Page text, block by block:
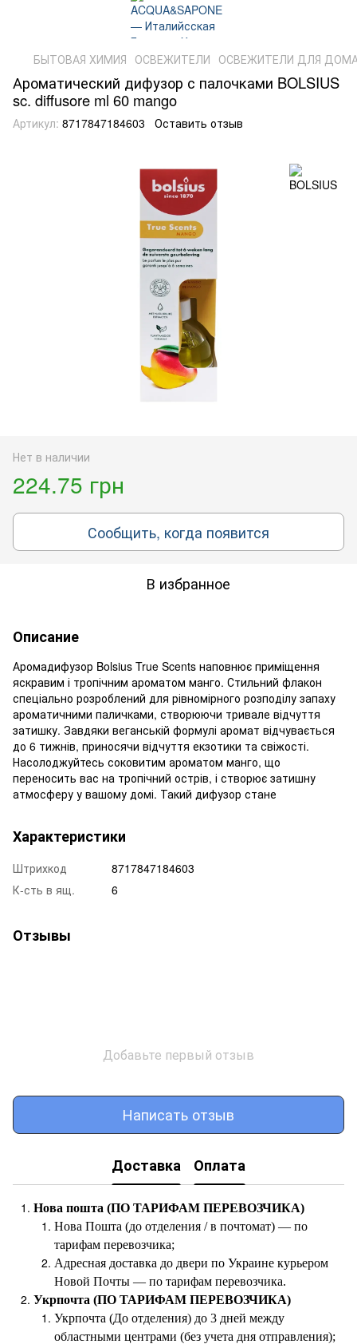
БЫТОВАЯ ХИМИЯ ОСВЕЖИТЕЛИ ОСВЕЖИТЕЛИ ДЛЯ
Ароматический дифузор с палочками BOLSIUS
sc. diffusore ml 60 mango
Артикул: 8717847184603 Оставить отзыв
Нет в наличии
224.75 грн
Сообщить, когда появится
В избранное
Описание
Аромадифузор Bolsius True Scents наповнює приміщення
яскравим і тропічним ароматом манго. Стильний флакон
спеціально розроблений для рівномірного розподілу запаху
ароматичними паличками, створюючи тривале відчуття
затишку. Завдяки веганській формулі аромат відчувається
до 6 тижнів, приносячи відчуття екзотики та свіжості.
Насолоджуйтесь соковитим ароматом манго, що
переносить вас на тропічний острів, і створює затишну
атмосферу у вашому домі. Такий дифузор стане
Характеристики
Штрихкод
8717847184603
К-сть в ящ.
6
Отзывы
Добавьте первый отзыв
Написать отзыв
Доставка Оплата
Нова пошта (ПО ТАРИФАМ ПЕРЕВОЗЧИКА)
Нова Пошта (до отделения / в почтомат) — по
тарифам перевозчика;
Адресная доставка до двери по Украине курьером
Новой Почты — по тарифам перевозчика.
Укрпочта (ПО ТАРИФАМ ПЕРЕВОЗЧИКА)
Укрпочта (До отделения) до 3 дней между
областными центрами (без учета дня отправления);